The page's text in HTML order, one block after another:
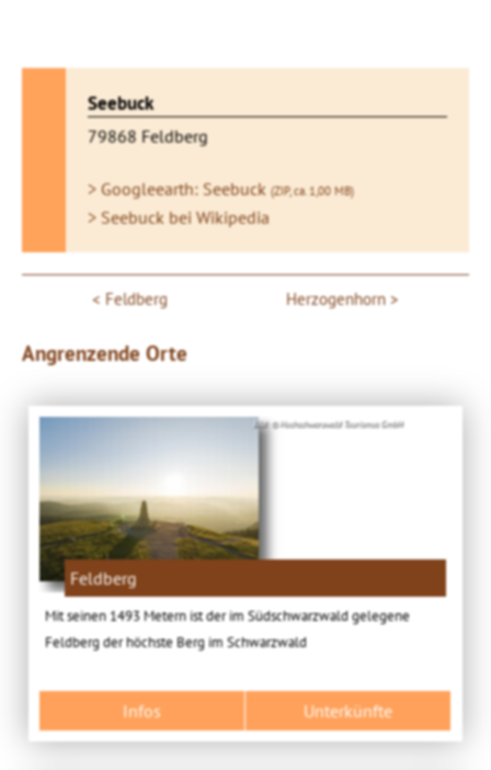
Seebuck
79868 Feldberg
> Googleearth: Seebuck (ZIP, ca. 1,00 MB)
> Seebuck bei Wikipedia
Feldberg Herzogenhorn
Angrenzende Orte
Bild: © Hochschwarzwald Tourismus GmbH
Feldberg
Mit seinen 1493 Metern ist der im Südschwarzwald gelegene
Feldberg der höchste Berg im Schwarzwald
Infos Unterkünfte